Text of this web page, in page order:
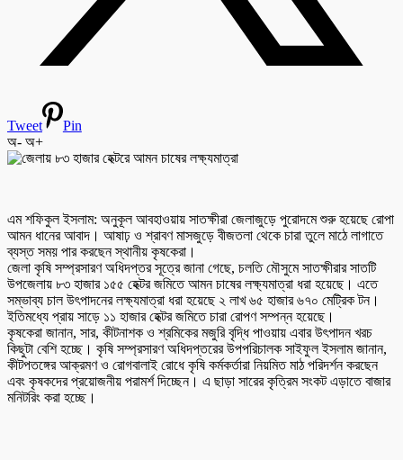
Tweet
Pin
অ- অ+
এম শফিকুল ইসলাম: অনুকূল আবহাওয়ায় সাতক্ষীরা জেলাজুড়ে পুরোদমে শুরু হয়েছে রোপা
আমন ধানের আবাদ। আষাঢ় ও শ্রাবণ মাসজুড়ে বীজতলা থেকে চারা তুলে মাঠে লাগাতে
ব্যস্ত সময় পার করছেন স্থানীয় কৃষকেরা।
জেলা কৃষি সম্প্রসারণ অধিদপ্তর সূত্রে জানা গেছে, চলতি মৌসুমে সাতক্ষীরার সাতটি
উপজেলায় ৮৩ হাজার ১৫৫ হেক্টর জমিতে আমন চাষের লক্ষ্যমাত্রা ধরা হয়েছে। এতে
সম্ভাব্য চাল উৎপাদনের লক্ষ্যমাত্রা ধরা হয়েছে ২ লাখ ৬৫ হাজার ৬৭০ মেট্রিক টন।
ইতিমধ্যে প্রায় সাড়ে ১১ হাজার হেক্টর জমিতে চারা রোপণ সম্পন্ন হয়েছে।
কৃষকেরা জানান, সার, কীটনাশক ও শ্রমিকের মজুরি বৃদ্ধি পাওয়ায় এবার উৎপাদন খরচ
কিছুটা বেশি হচ্ছে। কৃষি সম্প্রসারণ অধিদপ্তরের উপপরিচালক সাইফুল ইসলাম জানান,
কীটপতঙ্গের আক্রমণ ও রোগবালাই রোধে কৃষি কর্মকর্তারা নিয়মিত মাঠ পরিদর্শন করছেন
এবং কৃষকদের প্রয়োজনীয় পরামর্শ দিচ্ছেন। এ ছাড়া সারের কৃত্রিম সংকট এড়াতে বাজার
মনিটরিং করা হচ্ছে।